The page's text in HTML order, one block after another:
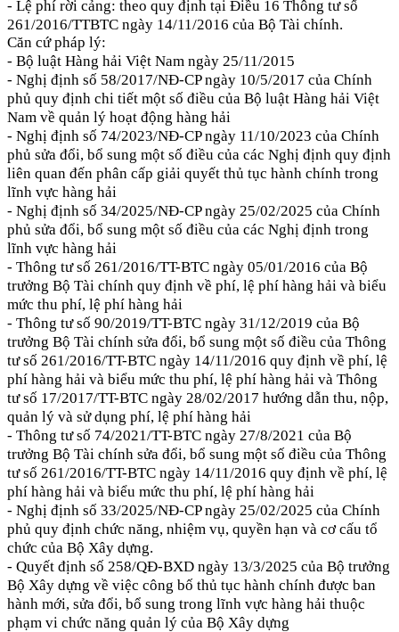
- Lệ phí rời cảng: theo quy định tại Điều 16 Thông tư số
261/2016/TTBTC ngày 14/11/2016 của Bộ Tài chính.
Căn cứ pháp lý:
- Bộ luật Hàng hải Việt Nam ngày 25/11/2015
- Nghị định số 58/2017/NĐ-CP ngày 10/5/2017 của Chính
phủ quy định chi tiết một số điều của Bộ luật Hàng hải Việt
Nam về quản lý hoạt động hàng hải
- Nghị định số 74/2023/NĐ-CP ngày 11/10/2023 của Chính
phủ sửa đổi, bổ sung một số điều của các Nghị định quy định
liên quan đến phân cấp giải quyết thủ tục hành chính trong
lĩnh vực hàng hải
- Nghị định số 34/2025/NĐ-CP ngày 25/02/2025 của Chính
phủ sửa đổi, bổ sung một số điều của các Nghị định trong
lĩnh vực hàng hải
- Thông tư số 261/2016/TT-BTC ngày 05/01/2016 của Bộ
trưởng Bộ Tài chính quy định về phí, lệ phí hàng hải và biểu
mức thu phí, lệ phí hàng hải
- Thông tư số 90/2019/TT-BTC ngày 31/12/2019 của Bộ
trưởng Bộ Tài chính sửa đổi, bổ sung một số điều của Thông
tư số 261/2016/TT-BTC ngày 14/11/2016 quy định về phí, lệ
phí hàng hải và biểu mức thu phí, lệ phí hàng hải và Thông
tư số 17/2017/TT-BTC ngày 28/02/2017 hướng dẫn thu, nộp,
quản lý và sử dụng phí, lệ phí hàng hải
- Thông tư số 74/2021/TT-BTC ngày 27/8/2021 của Bộ
trưởng Bộ Tài chính sửa đổi, bổ sung một số điều của Thông
tư số 261/2016/TT-BTC ngày 14/11/2016 quy định về phí, lệ
phí hàng hải và biểu mức thu phí, lệ phí hàng hải
- Nghị định số 33/2025/NĐ-CP ngày 25/02/2025 của Chính
phủ quy định chức năng, nhiệm vụ, quyền hạn và cơ cấu tổ
chức của Bộ Xây dựng.
- Quyết định số 258/QĐ-BXD ngày 13/3/2025 của Bộ trưởng
Bộ Xây dựng về việc công bố thủ tục hành chính được ban
hành mới, sửa đổi, bổ sung trong lĩnh vực hàng hải thuộc
phạm vi chức năng quản lý của Bộ Xây dựng